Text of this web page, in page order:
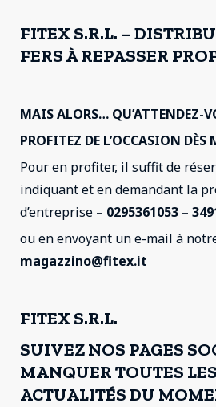
FITEX S.R.L. –
FERS À REPASSER
MAIS ALORS… QU’ATTENDEZ-
PROFITEZ DE L’OCCASION
Pour en profiter, il suffit de
indiquant et en demandant la
d’entreprise – 0295361053 –
ou en envoyant un e-mail à
magazzino@fitex.it
FITEX S.R.L.
SUIVEZ NOS PAGES
MANQUER TOUTES
ACTUALITÉS DU